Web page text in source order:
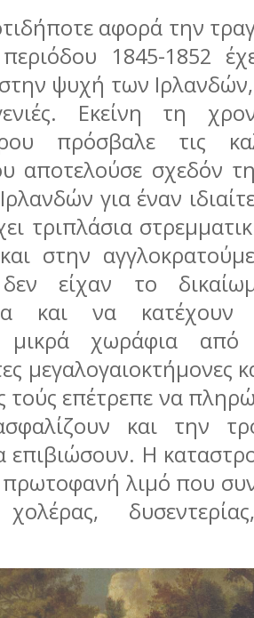
αφορά την
1845-1852
ψυχή των
Εκείνη τη
πρόσβαλε τις
αποτελούσε σχεδόν
για έναν
τριπλάσια
στην
δεν είχαν το
και να κατέχουν
μικρά χωράφια από
μεγαλογαιοκτήμονες
τούς επέτρεπε να
και την
επιβιώσουν. Η
λιμό που
χολέρας,